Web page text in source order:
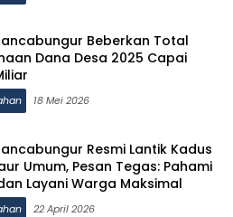
Beberkan Total
Dana Desa 2025 Capai
18 Mei 2026
Resmi Lantik Kadus
Umum, Pesan Tegas: Pahami
Layani Warga Maksimal
22 April 2026